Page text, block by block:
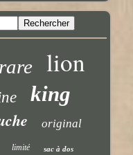
rare lion
king
original
limité sac à dos